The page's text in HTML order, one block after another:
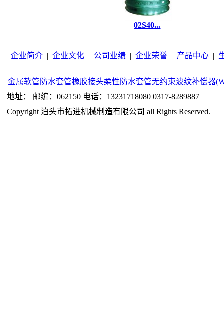
02S40...
企业简介 | 企业文化 | 公司业绩 | 企业荣誉 | 产品中心 |
金属软管 防水套管橡胶接头柔性防水套管无约束波纹补偿器
地址： 邮编：062150 电话：13231718080 0317-8289887
Copyright 泊头市拓进机械制造有限公司 all Rights Reserved.